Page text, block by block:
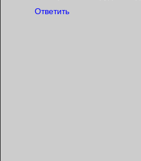
Ответить